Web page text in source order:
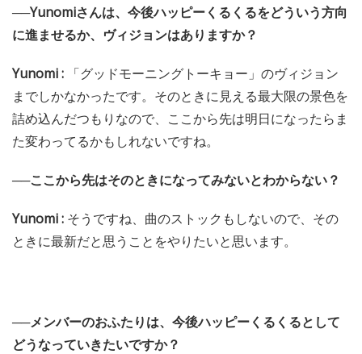
──Yunomiさんは、今後ハッピーくるくるをどういう方向
に進ませるか、ヴィジョンはありますか？
Yunomi : 「グッドモーニングトーキョー」のヴィジョン
までしかなかったです。そのときに見える最大限の景色を
詰め込んだつもりなので、ここから先は明日になったらま
た変わってるかもしれないですね。
──ここから先はそのときになってみないとわからない？
Yunomi : そうですね、曲のストックもしないので、その
ときに最新だと思うことをやりたいと思います。
──メンバーのおふたりは、今後ハッピーくるくるとして
どうなっていきたいですか？